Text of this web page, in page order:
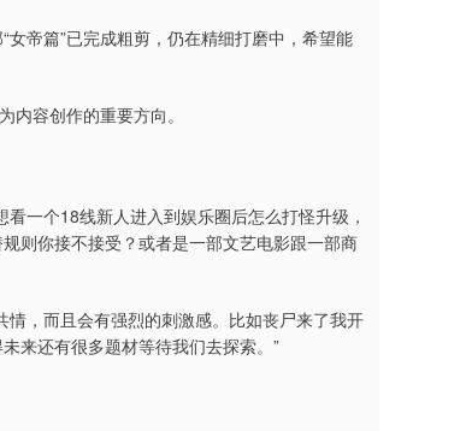
帝篇”已完成粗剪，仍在精细打磨中，希望能
内容创作的重要方向。
一个18线新人进入到娱乐圈后怎么打怪升级，
则你接不接受？或者是一部文艺电影跟一部商
，而且会有强烈的刺激感。比如丧尸来了我开
来还有很多题材等待我们去探索。”